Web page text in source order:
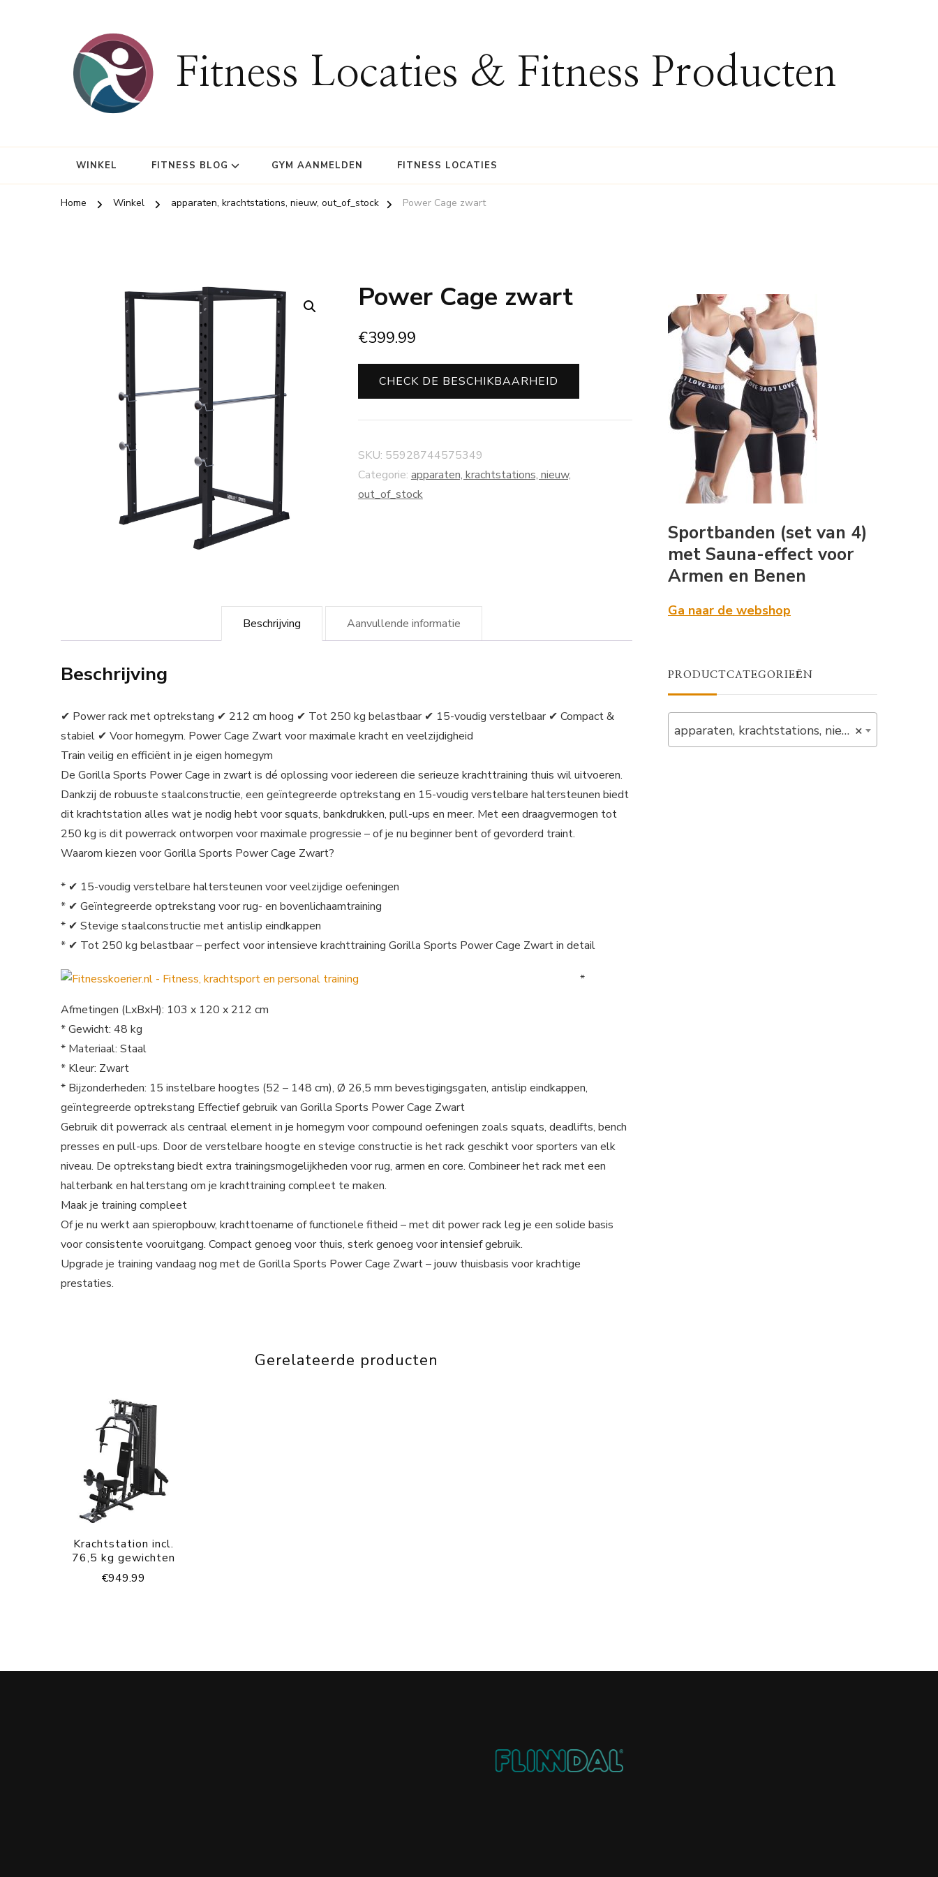
Fitness Locaties & Fitness Producten
WINKEL FITNESS BLOG GYM AANMELDEN FITNESS LOCATIES
Home Winkel apparaten, krachtstations, nieuw, out_of_stock Power Cage zwart
Power Cage zwart
€399.99
CHECK DE BESCHIKBAARHEID
SKU: 55928744575349
Categorie: apparaten, krachtstations, nieuw,
out_of_stock
Beschrijving Aanvullende informatie
Beschrijving
✔ Power rack met optrekstang ✔ 212 cm hoog ✔ Tot 250 kg belastbaar ✔ 15-voudig verstelbaar ✔ Compact &
stabiel ✔ Voor homegym. Power Cage Zwart voor maximale kracht en veelzijdigheid
Train veilig en efficiënt in je eigen homegym
De Gorilla Sports Power Cage in zwart is dé oplossing voor iedereen die serieuze krachttraining thuis wil uitvoeren.
Dankzij de robuuste staalconstructie, een geïntegreerde optrekstang en 15-voudig verstelbare haltersteunen biedt
dit krachtstation alles wat je nodig hebt voor squats, bankdrukken, pull-ups en meer. Met een draagvermogen tot
250 kg is dit powerrack ontworpen voor maximale progressie – of je nu beginner bent of gevorderd traint.
Waarom kiezen voor Gorilla Sports Power Cage Zwart?
* ✔ 15-voudig verstelbare haltersteunen voor veelzijdige oefeningen
* ✔ Geïntegreerde optrekstang voor rug- en bovenlichaamtraining
* ✔ Stevige staalconstructie met antislip eindkappen
* ✔ Tot 250 kg belastbaar – perfect voor intensieve krachttraining Gorilla Sports Power Cage Zwart in detail
*
Afmetingen (LxBxH): 103 x 120 x 212 cm
* Gewicht: 48 kg
* Materiaal: Staal
* Kleur: Zwart
* Bijzonderheden: 15 instelbare hoogtes (52 – 148 cm), Ø 26,5 mm bevestigingsgaten, antislip eindkappen,
geïntegreerde optrekstang Effectief gebruik van Gorilla Sports Power Cage Zwart
Gebruik dit powerrack als centraal element in je homegym voor compound oefeningen zoals squats, deadlifts, bench
presses en pull-ups. Door de verstelbare hoogte en stevige constructie is het rack geschikt voor sporters van elk
niveau. De optrekstang biedt extra trainingsmogelijkheden voor rug, armen en core. Combineer het rack met een
halterbank en halterstang om je krachttraining compleet te maken.
Maak je training compleet
Of je nu werkt aan spieropbouw, krachttoename of functionele fitheid – met dit power rack leg je een solide basis
voor consistente vooruitgang. Compact genoeg voor thuis, sterk genoeg voor intensief gebruik.
Upgrade je training vandaag nog met de Gorilla Sports Power Cage Zwart – jouw thuisbasis voor krachtige
prestaties.
Gerelateerde producten
Krachtstation incl.
76,5 kg gewichten
€949.99
Sportbanden (set van 4)
met Sauna-effect voor
Armen en Benen
Ga naar de webshop
PRODUCTCATEGORIEËN
×
apparaten, krachtstations, nieuw, out_of_stock (2)